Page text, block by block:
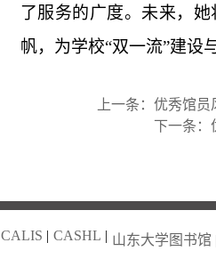
了服务的广度。未来，
帆，为学校“双一流”建设
上一条： 优秀馆员
下一条：
CALIS | CASHL | 山东大学图书馆